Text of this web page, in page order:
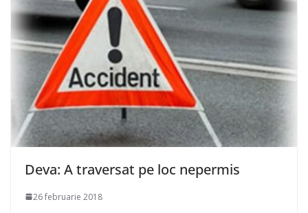
Deva: A traversat pe loc nepermis
26 februarie 2018